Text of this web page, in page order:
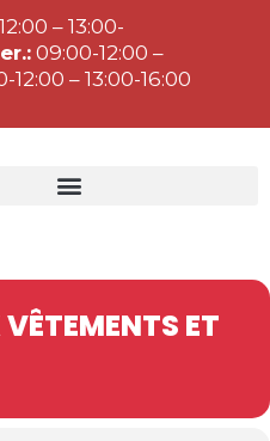
– 13:00-
09:00-12:00 –
12:00 – 13:00-16:00
ET